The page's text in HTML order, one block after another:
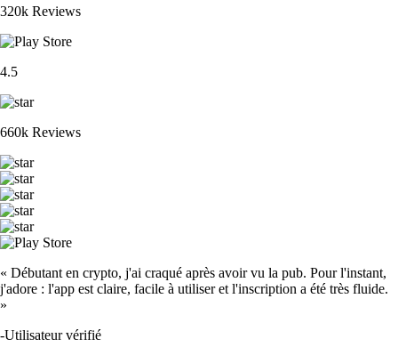
320k Reviews
4.5
660k Reviews
« Débutant en crypto, j'ai craqué après avoir vu la pub. Pour l'instant,
j'adore : l'app est claire, facile à utiliser et l'inscription a été très fluide.
»
-Utilisateur vérifié